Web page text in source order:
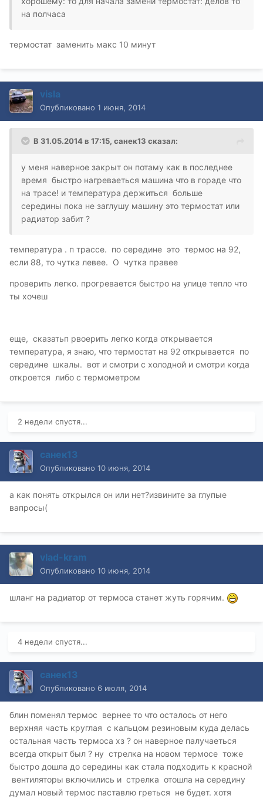
на полчаса
термостат заменить макс 10 минут
visla
Опубликовано 1 июня, 2014
В 31.05.2014 в 17:15, санек13 сказал:
у меня наверное закрыт он потаму как в последнее
время быстро нагреваеться машина что в гораде что
на трасе! и температура держиться больше
середины пока не заглушу машину это термостат или
радиатор забит ?
температура . п трассе. по середине это термос на 92,
если 88, то чутка левее. О чутка правее
проверить легко. прогревается быстро на улице тепло что
ты хочеш
еще, сказатьп рвоерить легко когда открывается
температура, я знаю, что термостат на 92 открывается по
середине шкалы. вот и смотри с холодной и смотри когда
откроется либо с термометром
2 недели спустя...
санек13
Опубликовано 10 июня, 2014
а как понять открылся он или нет?извините за глупые
вапросы(
vlad-kram
Опубликовано 10 июня, 2014
шланг на радиатор от термоса станет жуть горячим.
4 недели спустя...
санек13
Опубликовано 6 июля, 2014
блин поменял термос вернее то что осталось от него
верхняя часть круглая с кальцом резиновым куда делась
остальная часть термоса хз ? он наверное палучаеться
всегда открыт был ? ну стрелка на новом термосе тоже
быстро дошла до середины как стала подходить к красной
вентиляторы включились и стрелка отошла на середину
думал новый термос паставлю греться не будет. хотя